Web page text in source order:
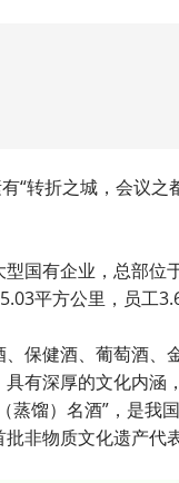
“转折之城，会议之
国有企业，总部位
平方公里，员工3.6
保健酒、葡萄酒、
有深厚的文化内涵
馏）名酒”，是我
非物质文化遗产代